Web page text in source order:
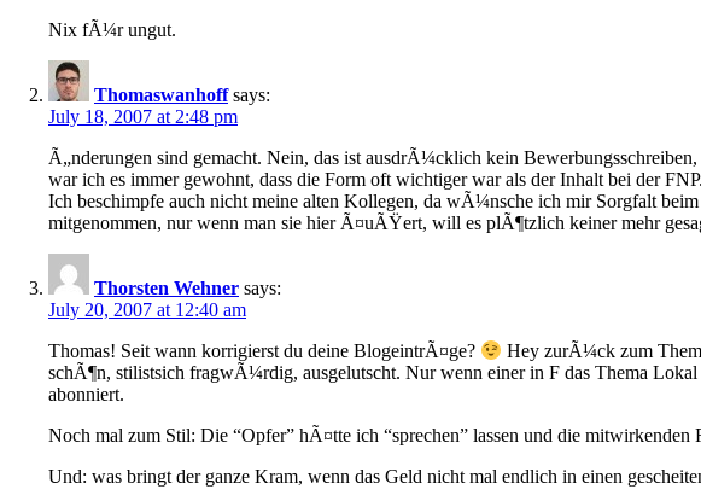
Nix fÃ¼r ungut.
Thomaswanhoff says:
July 18, 2007 at 2:48 pm
Ã„nderungen sind gemacht. Nein, das ist ausdrÃ¼cklich kein
war ich es immer gewohnt, dass die Form oft wichtiger war als der Inhalt bei der
Ich beschimpfe auch nicht meine alten Kollegen, da wÃ¼nsche ich mir Sorgfalt
mitgenommen, nur wenn man sie hier Ã¤uÃŸert, will es plÃ¶tzlich keiner mehr
Thorsten Wehner says:
July 20, 2007 at 12:40 am
Thomas! Seit wann korrigierst du deine BlogeintrÃ¤ge?
Hey zurÃ¼ck zum
schÃ¶n, stilistsich fragwÃ¼rdig, ausgelutscht. Nur wenn einer in F das Thema
abonniert.
Noch mal zum Stil: Die “Opfer” hÃ¤tte ich “sprechen” lassen und die mitwirkenden
Und: was bringt der ganze Kram, wenn das Geld nicht mal endlich in einen